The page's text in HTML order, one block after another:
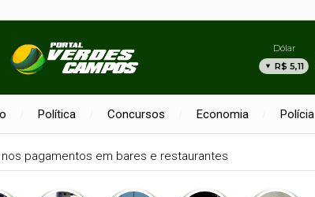
Dólar
R$ 5,11
Política Concursos Economia Polícia
pagamentos em bares e restaurantes